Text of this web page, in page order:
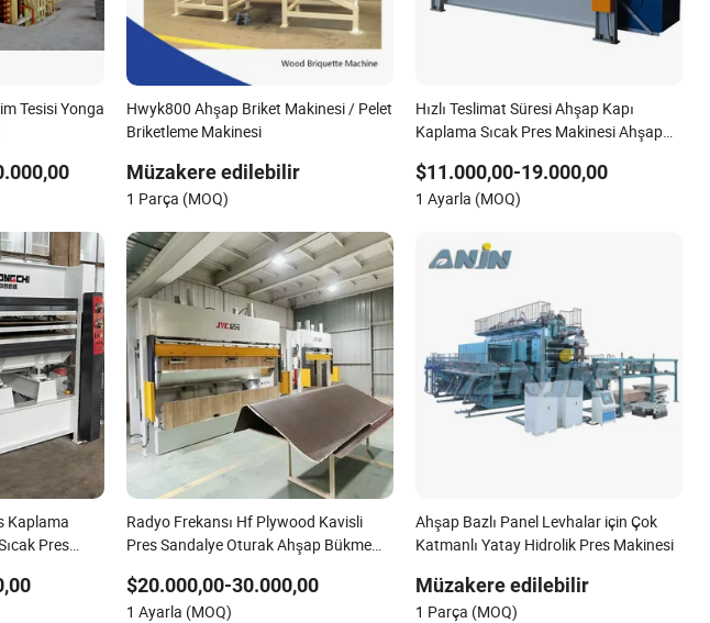
Tesisi Yonga
Hwyk800 Ahşap Briket Makinesi / Pelet
Briketleme Makinesi
Müzakere edilebilir
1 Parça (MOQ)
Hızlı Teslimat Süresi Ahşap Kapı
Kaplama Sıcak Pres Makinesi Ahşap
Sıcak Pres Makinesi Ahşap İşleme
$11.000,00-19.000,00
1 Ayarla (MOQ)
Kaplama
Pres
Radyo Frekansı Hf Plywood Kavisli
Pres Sandalye Oturak Ahşap Bükme
$20.000,00-30.000,00
1 Ayarla (MOQ)
Ahşap Bazlı Panel Levhalar için Çok
Katmanlı Yatay Hidrolik Pres Makinesi
Müzakere edilebilir
1 Parça (MOQ)